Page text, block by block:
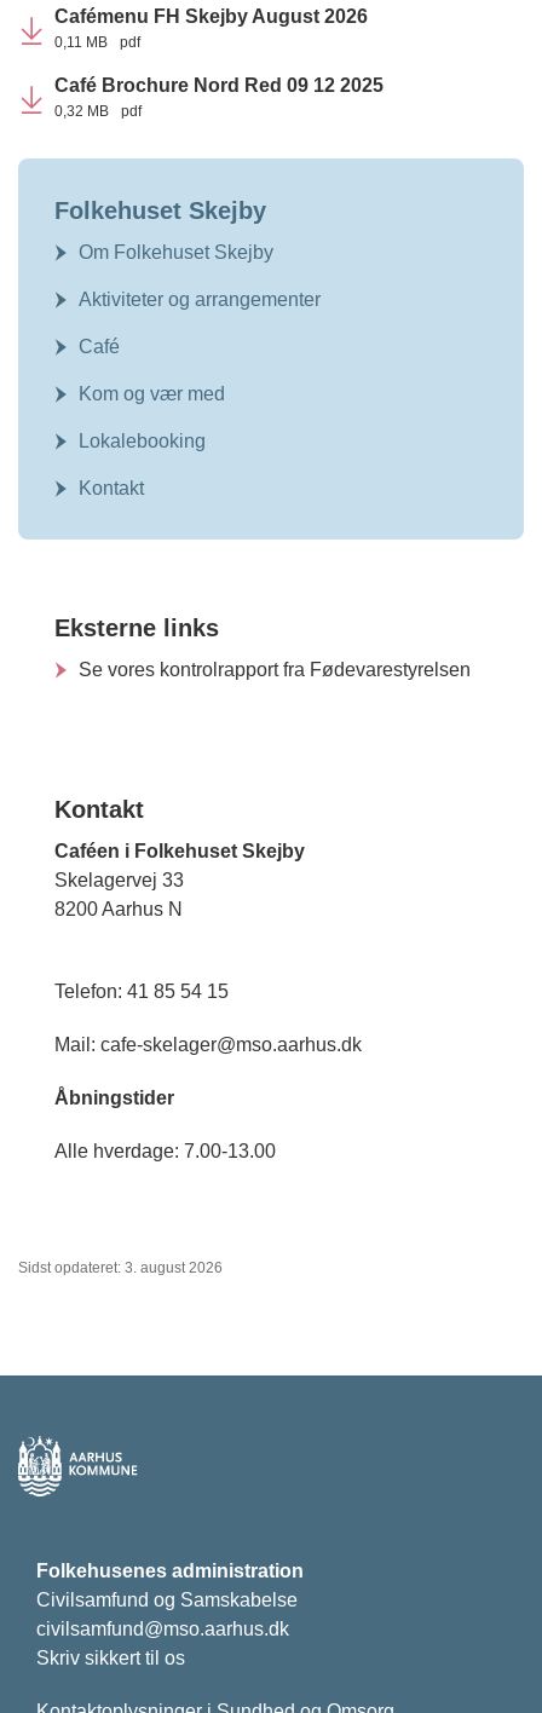
Cafémenu FH Skejby August 2026
0,11 MB pdf
Café Brochure Nord Red 09 12 2025
0,32 MB pdf
Folkehuset Skejby
Om Folkehuset Skejby
Aktiviteter og arrangementer
Café
Kom og vær med
Lokalebooking
Kontakt
Eksterne links
Se vores kontrolrapport fra Fødevarestyrelsen
Kontakt
Caféen i Folkehuset Skejby
Skelagervej 33
8200 Aarhus N
Telefon: 41 85 54 15
Mail: cafe-skelager@mso.aarhus.dk
Åbningstider
Alle hverdage: 7.00-13.00
Sidst opdateret: 3. august 2026
Folkehusenes administration
Civilsamfund og Samskabelse
civilsamfund@mso.aarhus.dk
Skriv sikkert til os